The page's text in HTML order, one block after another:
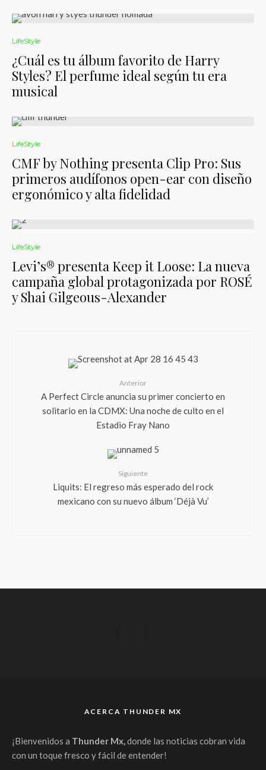
LifeStyle
¿Cuál es tu álbum favorito de Harry
Styles? El perfume ideal según tu era
musical
LifeStyle
CMF by Nothing presenta Clip Pro: Sus
primeros audífonos open-ear con diseño
ergonómico y alta fidelidad
LifeStyle
Levi’s® presenta Keep it Loose: La nueva
campaña global protagonizada por ROSÉ
y Shai Gilgeous-Alexander
Anterior
A Perfect Circle anuncia su primer concierto en
solitario en la CDMX: Una noche de culto en el
Estadio Fray Nano
Siguiente
Liquits: El regreso más esperado del rock
mexicano con su nuevo álbum ‘Déjà Vu’
ACERCA THUNDER MX
¡Bienvenidos a Thunder Mx,donde las noticias cobran vida
con un toque fresco y fácil de entender!